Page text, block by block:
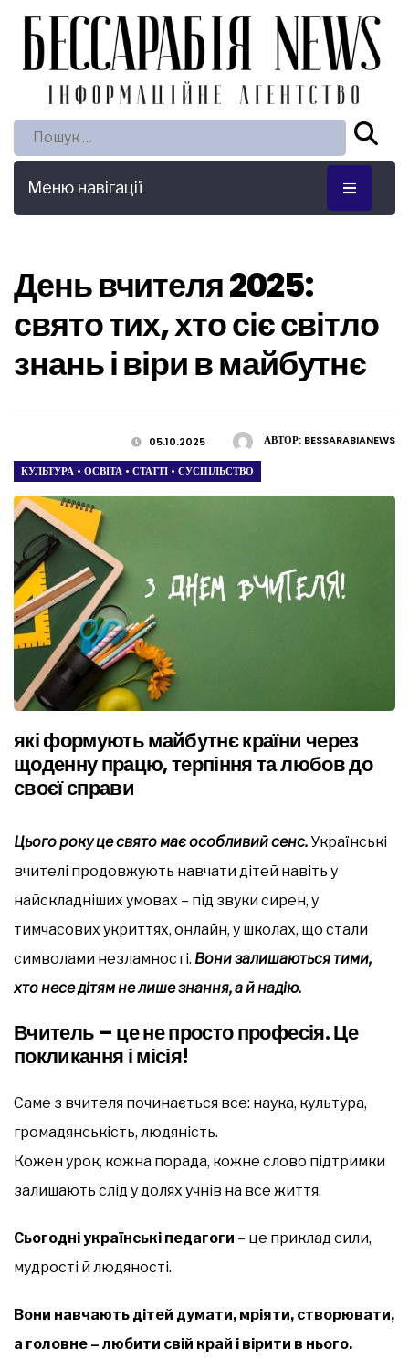
Пошук:
Меню навігації
День вчителя 2025:
свято тих, хто сіє світло
знань і віри в майбутнє
АВТОР: BESSARABIANEWS
05.10.2025
КУЛЬТУРА • ОСВІТА • СТАТТІ • СУСПІЛЬСТВО
які формують майбутнє країни через
щоденну працю, терпіння та любов до
своєї справи
Цього року це свято має особливий сенс. Українські
вчителі продовжують навчати дітей навіть у
найскладніших умовах – під звуки сирен, у
тимчасових укриттях, онлайн, у школах, що стали
символами незламності. Вони залишаються тими,
хто несе дітям не лише знання, а й надію.
Вчитель – це не просто професія. Це
покликання і місія!
Саме з вчителя починається все: наука, культура,
громадянськість, людяність.
Кожен урок, кожна порада, кожне слово підтримки
залишають слід у долях учнів на все життя.
Сьогодні українські педагоги – це приклад сили,
мудрості й людяності.
Вони навчають дітей думати, мріяти, створювати,
а головне – любити свій край і вірити в нього.